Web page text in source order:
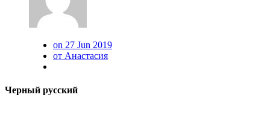
on 27 Jun 2019
от Анастасия
Черный русский